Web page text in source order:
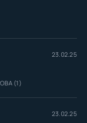
23.02.25
(1)
23.02.25